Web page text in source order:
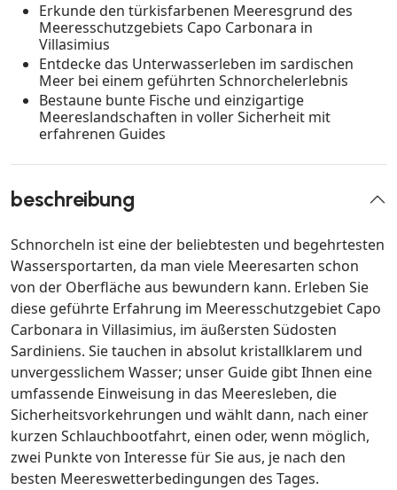
Erkunde den türkisfarbenen Meeresgrund des
Meeresschutzgebiets Capo Carbonara in
Villasimius
Entdecke das Unterwasserleben im sardischen
Meer bei einem geführten Schnorchelerlebnis
Bestaune bunte Fische und einzigartige
Meereslandschaften in voller Sicherheit mit
erfahrenen Guides
beschreibung
Schnorcheln ist eine der beliebtesten und begehrtesten
Wassersportarten, da man viele Meeresarten schon
von der Oberfläche aus bewundern kann. Erleben Sie
diese geführte Erfahrung im Meeresschutzgebiet Capo
Carbonara in Villasimius, im äußersten Südosten
Sardiniens. Sie tauchen in absolut kristallklarem und
unvergesslichem Wasser; unser Guide gibt Ihnen eine
umfassende Einweisung in das Meeresleben, die
Sicherheitsvorkehrungen und wählt dann, nach einer
kurzen Schlauchbootfahrt, einen oder, wenn möglich,
zwei Punkte von Interesse für Sie aus, je nach den
besten Meereswetterbedingungen des Tages.